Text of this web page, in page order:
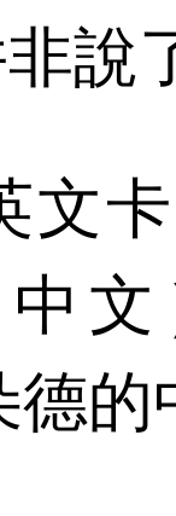
非說
中
德